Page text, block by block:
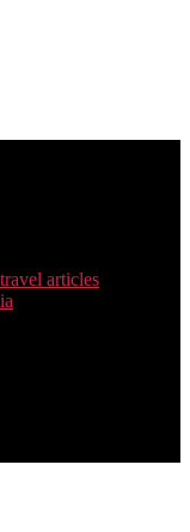
articles